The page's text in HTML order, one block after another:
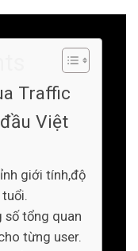
Traffic
Việt
giới tính,độ
tuổi.
số tổng quan
từng user.